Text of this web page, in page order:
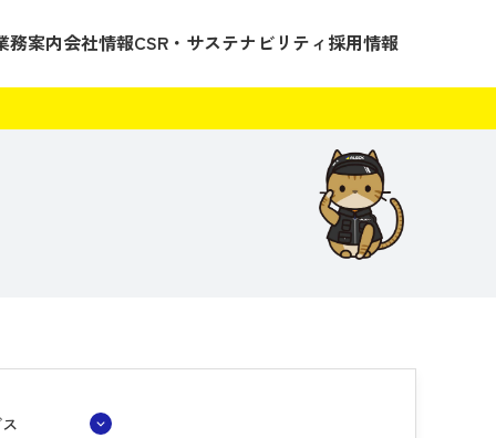
務案内会社情報CSR・サステナビリティ 採用情報